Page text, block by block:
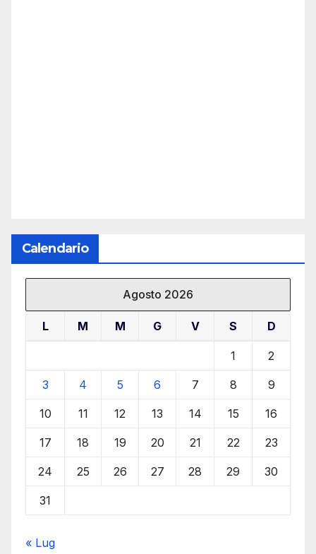
Calendario
Agosto 2026
L M M G V S D
1 2
3 4 5 6 7 8 9
10 11 12 13 14 15 16
17 18 19 20 21 22 23
24 25 26 27 28 29 30
31
« Lug